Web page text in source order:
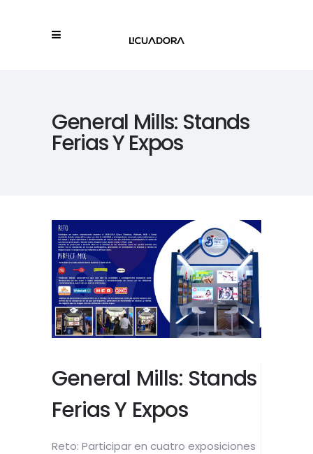
General Mills: Stands
Ferias Y Expos
General Mills: Stands
Ferias Y Expos
Reto: Participar en cuatro exposiciones